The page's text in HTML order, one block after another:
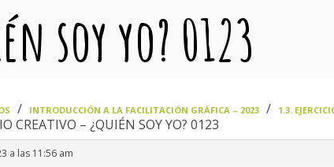
soy yo? 0123
INTRODUCCIÓN A LA FACILITACIÓN GRÁFICA – 2023 1.3.
CREATIVO – ¿QUIÉN SOY YO? 0123
a las 11:56 am